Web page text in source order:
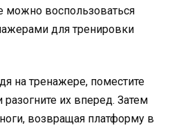
можно воспользоваться
для тренировки
на тренажере, поместите
их вперед. Затем
возвращая платформу в